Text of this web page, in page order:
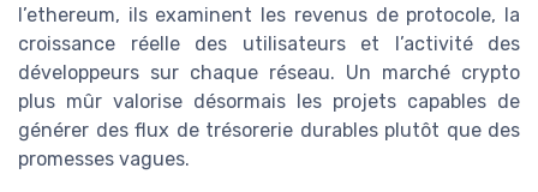
l’ethereum, ils examinent les revenus de protocole, la
croissance réelle des utilisateurs et l’activité des
développeurs sur chaque réseau. Un marché crypto
plus mûr valorise désormais les projets capables de
générer des flux de trésorerie durables plutôt que des
promesses vagues.